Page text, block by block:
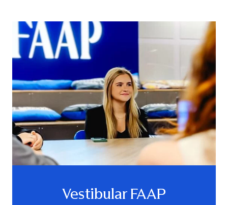
Vestibular FAAP